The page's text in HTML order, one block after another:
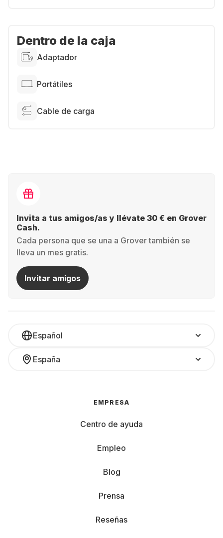
Dentro de la caja
Adaptador
Portátiles
Cable de carga
Invita a tus amigos/as y llévate 30 € en Grover
Cash.
Cada persona que se una a Grover también se
lleva un mes gratis.
Invitar amigos
Español
España
EMPRESA
Centro de ayuda
Empleo
Blog
Prensa
Reseñas